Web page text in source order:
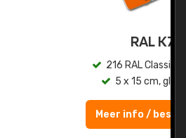
216 RAL Classic-kleuren
5 x 15 cm, glanzend
Meer info / bestellen